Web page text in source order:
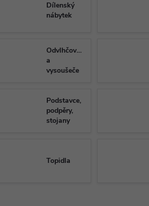
Dílenský
nábytek
Odvlhčovače
a
vysoušeče
Podstavce,
podpěry,
stojany
Topidla